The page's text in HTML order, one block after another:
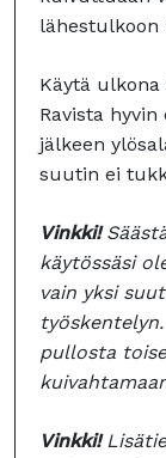
lähestulkoon
Käytä
Ravista
jälkeen
suutin ei
Vinkki!
käytössäsi
vain yksi
pullosta
Vinkki!